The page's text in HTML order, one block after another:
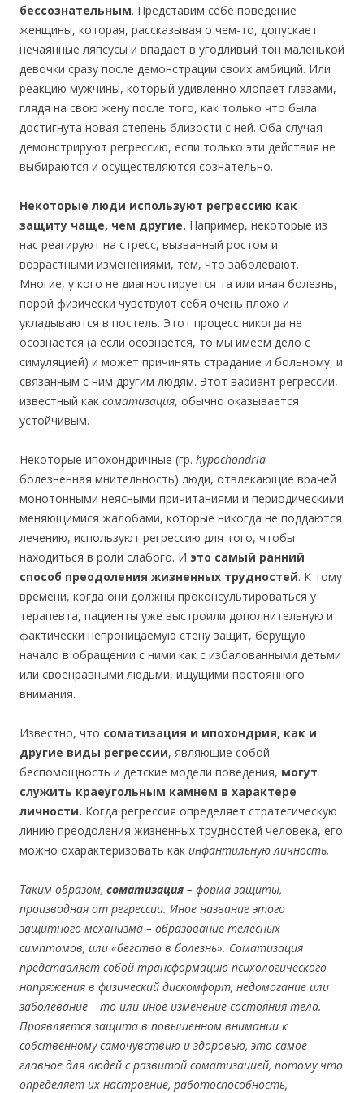
бессознательным. Представим себе поведение
женщины, которая, рассказывая о чем-то, допускает
нечаянные ляпсусы и впадает в угодливый тон маленькой
девочки сразу после демонстрации своих амбиций. Или
реакцию мужчины, который удивленно хлопает глазами,
глядя на свою жену после того, как только что была
достигнута новая степень близости с ней. Оба случая
демонстрируют регрессию, если только эти действия не
выбираются и осуществляются сознательно.
Некоторые люди используют регрессию как
защиту чаще, чем другие. Например, некоторые из
нас реагируют на стресс, вызванный ростом и
возрастными изменениями, тем, что заболевают.
Многие, у кого не диагностируется та или иная болезнь,
порой физически чувствуют себя очень плохо и
укладываются в постель. Этот процесс никогда не
осознается (а если осознается, то мы имеем дело с
симуляцией) и может причинять страдание и больному, и
связанным с ним другим людям. Этот вариант регрессии,
известный как соматизация, обычно оказывается
устойчивым.
Некоторые ипохондричные (гр. hypochondria –
болезненная мнительность) люди, отвлекающие врачей
монотонными неясными причитаниями и периодическими
меняющимися жалобами, которые никогда не поддаются
лечению, используют регрессию для того, чтобы
находиться в роли слабого. И это самый ранний
способ преодоления жизненных трудностей. К тому
времени, когда они должны проконсультироваться у
терапевта, пациенты уже выстроили дополнительную и
фактически непроницаемую стену защит, берущую
начало в обращении с ними как с избалованными детьми
или своенравными людьми, ищущими постоянного
внимания.
Известно, что соматизация и ипохондрия, как и
другие виды регрессии, являющие собой
беспомощность и детские модели поведения, могут
служить краеугольным камнем в характере
личности. Когда регрессия определяет стратегическую
линию преодоления жизненных трудностей человека, его
можно охарактеризовать как инфантильную личность.
Таким образом, соматизация – форма защиты,
производная от регрессии. Иное название этого
защитного механизма – образование телесных
симптомов, или «бегство в болезнь». Соматизация
представляет собой трансформацию психологического
напряжения в физический дискомфорт, недомогание или
заболевание – то или иное изменение состояния тела.
Проявляется защита в повышенном внимании к
собственному самочувствию и здоровью, это самое
главное для людей с развитой соматизацией, потому что
определяет их настроение, работоспособность,